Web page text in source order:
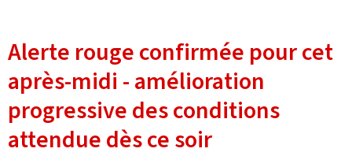
Alerte rouge confirmée pour cet
après-midi - amélioration
progressive des conditions
attendue dès ce soir